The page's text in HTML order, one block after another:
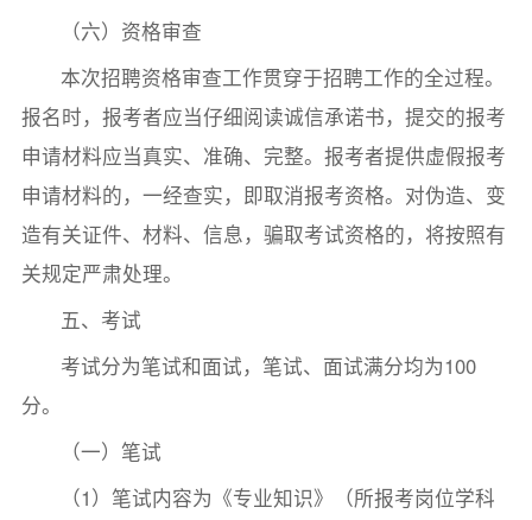
（六）资格审查
本次招聘资格审查工作贯穿于招聘工作的全过程。
报名时，报考者应当仔细阅读诚信承诺书，提交的报考
申请材料应当真实、准确、完整。报考者提供虚假报考
申请材料的，一经查实，即取消报考资格。对伪造、变
造有关证件、材料、信息，骗取考试资格的，将按照有
关规定严肃处理。
五、考试
考试分为笔试和面试，笔试、面试满分均为100
分。
（一）笔试
（1）笔试内容为《专业知识》（所报考岗位学科